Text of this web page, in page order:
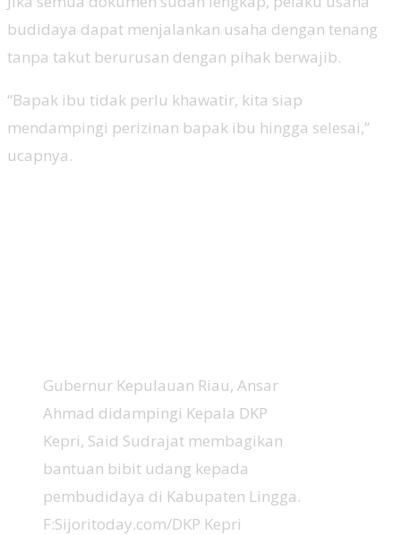
budidaya dapat menjalankan usaha dengan tenang
tanpa takut berurusan dengan pihak berwajib.
“Bapak ibu tidak perlu khawatir, kita siap
mendampingi perizinan bapak ibu hingga selesai,”
ucapnya.
Gubernur Kepulauan Riau, Ansar
Ahmad didampingi Kepala DKP
Kepri, Said Sudrajat membagikan
bantuan bibit udang kepada
pembudidaya di Kabupaten Lingga.
F:Sijoritoday.com/DKP Kepri